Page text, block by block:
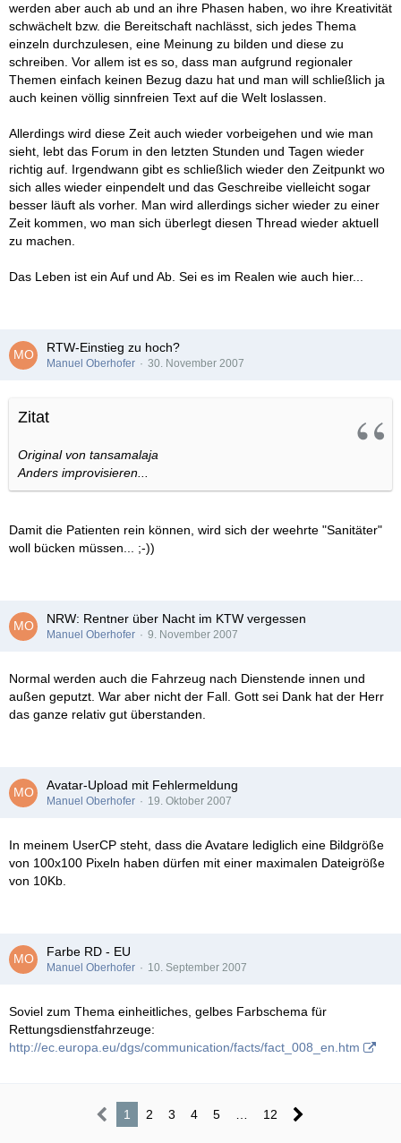
werden aber auch ab und an ihre Phasen haben, wo ihre Kreativität
schwächelt bzw. die Bereitschaft nachlässt, sich jedes Thema
einzeln durchzulesen, eine Meinung zu bilden und diese zu
schreiben. Vor allem ist es so, dass man aufgrund regionaler
Themen einfach keinen Bezug dazu hat und man will schließlich ja
auch keinen völlig sinnfreien Text auf die Welt loslassen.
Allerdings wird diese Zeit auch wieder vorbeigehen und wie man
sieht, lebt das Forum in den letzten Stunden und Tagen wieder
richtig auf. Irgendwann gibt es schließlich wieder den Zeitpunkt wo
sich alles wieder einpendelt und das Geschreibe vielleicht sogar
besser läuft als vorher. Man wird allerdings sicher wieder zu einer
Zeit kommen, wo man sich überlegt diesen Thread wieder aktuell
zu machen.
Das Leben ist ein Auf und Ab. Sei es im Realen wie auch hier...
RTW-Einstieg zu hoch?
Manuel Oberhofer 30. November 2007
Zitat
Original von tansamalaja
Anders improvisieren...
Damit die Patienten rein können, wird sich der weehrte "Sanitäter"
woll bücken müssen... ;-))
NRW: Rentner über Nacht im KTW vergessen
Manuel Oberhofer 9. November 2007
Normal werden auch die Fahrzeug nach Dienstende innen und
außen geputzt. War aber nicht der Fall. Gott sei Dank hat der Herr
das ganze relativ gut überstanden.
Avatar-Upload mit Fehlermeldung
Manuel Oberhofer 19. Oktober 2007
In meinem UserCP steht, dass die Avatare lediglich eine Bildgröße
von 100x100 Pixeln haben dürfen mit einer maximalen Dateigröße
von 10Kb.
Farbe RD - EU
Manuel Oberhofer 10. September 2007
Soviel zum Thema einheitliches, gelbes Farbschema für
Rettungsdienstfahrzeuge:
http://ec.europa.eu/dgs/communication/facts/fact_008_en.htm
1 2 3 4 5 12